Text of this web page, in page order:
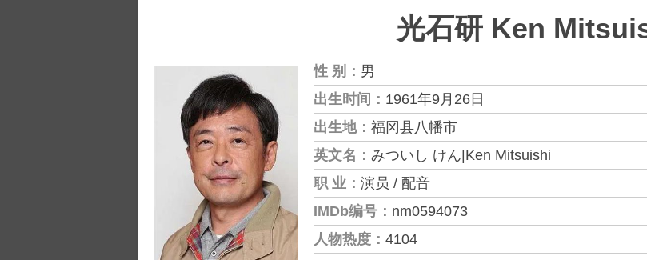
光石研 Ken
性 别： 男
出生时间： 1961年9月26日
出生地： 福冈县八幡市
英文名： みついし けん|Ken Mitsuishi
职 业： 演员 / 配音
IMDb编号： nm0594073
人物热度： 4104